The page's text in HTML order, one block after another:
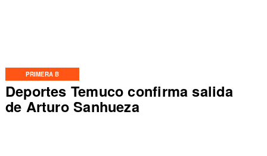
PRIMERA B
Deportes Temuco confirma salida
de Arturo Sanhueza